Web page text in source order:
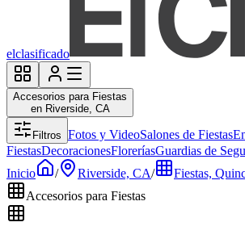
elclasificado
Accesorios para Fiestas
en Riverside, CA
Filtros Fotos y VideoSalones de Fiestas
FiestasDecoracionesFloreríasGuardias de
Inicio
/ Riverside, CA/ Fiestas,
Accesorios para Fiestas